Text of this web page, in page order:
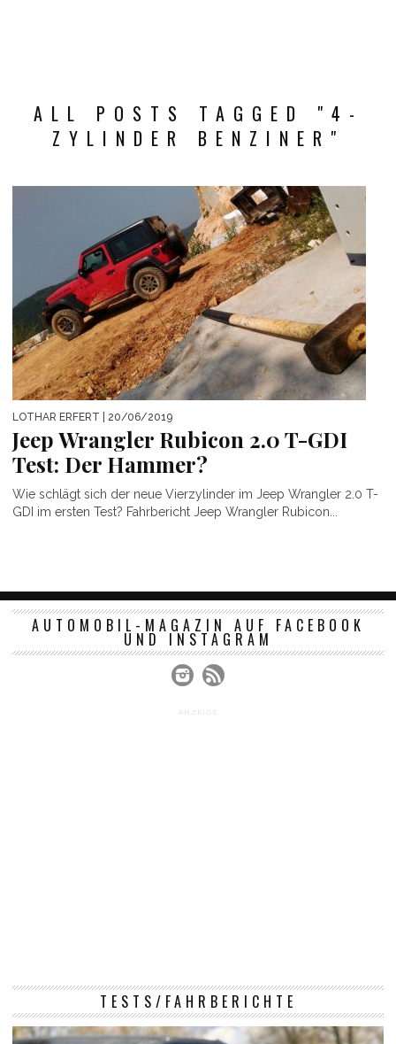
ALL POSTS TAGGED "4-
ZYLINDER BENZINER"
LOTHAR ERFERT | 20/06/2019
Jeep Wrangler Rubicon 2.0 T-GDI
Test: Der Hammer?
Wie schlägt sich der neue Vierzylinder im Jeep Wrangler 2.0 T-
GDI im ersten Test? Fahrbericht Jeep Wrangler Rubicon...
AUTOMOBIL-MAGAZIN AUF FACEBOOK
UND INSTAGRAM
ANZEIGE
TESTS/FAHRBERICHTE